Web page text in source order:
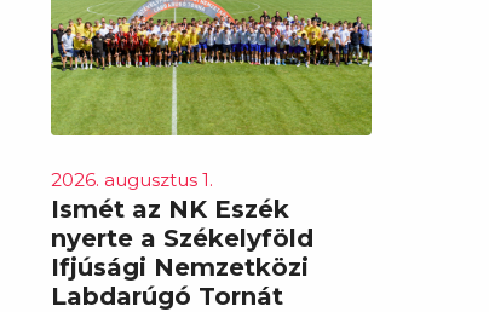
2026. augusztus 1.
Ismét az NK Eszék
nyerte a Székelyföld
Ifjúsági Nemzetközi
Labdarúgó Tornát